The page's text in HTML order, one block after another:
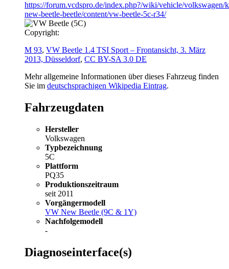
https://forum.vcdspro.de/index.php?/wiki/vehicle/volkswagen/
new-beetle-beetle/content/vw-beetle-5c-r34/
Copyright:
M 93, VW Beetle 1.4 TSI Sport – Frontansicht, 3. März
2013, Düsseldorf, CC BY-SA 3.0 DE
Mehr allgemeine Informationen über dieses Fahrzeug finden
Sie im deutschsprachigen Wikipedia Eintrag.
Fahrzeugdaten
Hersteller
Volkswagen
Typbezeichnung
5C
Plattform
PQ35
Produktionszeitraum
seit 2011
Vorgängermodell
VW New Beetle (9C & 1Y)
Nachfolgemodell
-
Diagnoseinterface(s)